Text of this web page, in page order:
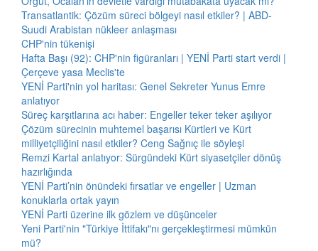
Transatlantik: Çözüm süreci bölgeyi nasıl etkiler? | ABD-
Suudi Arabistan nükleer anlaşması
CHP'nin tükenişi
Hafta Başı (92): CHP'nin figüranları | YENİ Parti start verdi |
Çerçeve yasa Meclis'te
YENİ Parti'nin yol haritası: Genel Sekreter Yunus Emre
anlatıyor
Süreç karşıtlarına acı haber: Engeller teker teker aşılıyor
Çözüm sürecinin muhtemel başarısı Kürtleri ve Kürt
milliyetçiliğini nasıl etkiler? Ceng Sağnıç ile söyleşi
Remzi Kartal anlatıyor: Sürgündeki Kürt siyasetçiler dönüş
hazırlığında
YENİ Parti’nin önündeki fırsatlar ve engeller | Uzman
konuklarla ortak yayın
YENİ Parti üzerine ilk gözlem ve düşünceler
Yeni Parti'nin "Türkiye İttifakı"nı gerçekleştirmesi mümkün
mü?